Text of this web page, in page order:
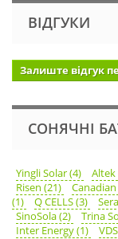
ВІДГУКИ
Залиште відгук
СОНЯЧНІ
Yingli Solar (4) Altek
Risen (21)
(1)
Q CELLS (3)
SinoSola (2)
Trina
Inter Energy (1)